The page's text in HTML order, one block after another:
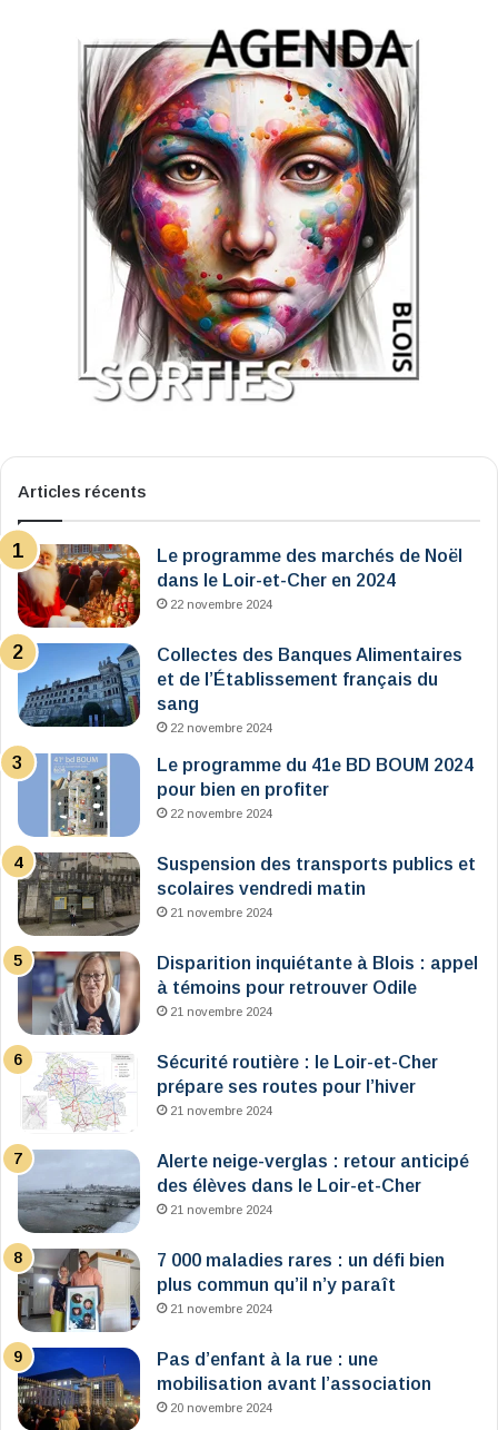
Articles récents
Le programme des marchés de Noël
dans le Loir-et-Cher en 2024
22 novembre 2024
Collectes des Banques Alimentaires
et de l’Établissement français du
sang
22 novembre 2024
Le programme du 41e BD BOUM 2024
pour bien en profiter
22 novembre 2024
Suspension des transports publics et
scolaires vendredi matin
21 novembre 2024
Disparition inquiétante à Blois : appel
à témoins pour retrouver Odile
21 novembre 2024
Sécurité routière : le Loir-et-Cher
prépare ses routes pour l’hiver
21 novembre 2024
Alerte neige-verglas : retour anticipé
des élèves dans le Loir-et-Cher
21 novembre 2024
7 000 maladies rares : un défi bien
plus commun qu’il n’y paraît
21 novembre 2024
Pas d’enfant à la rue : une
mobilisation avant l’association
20 novembre 2024